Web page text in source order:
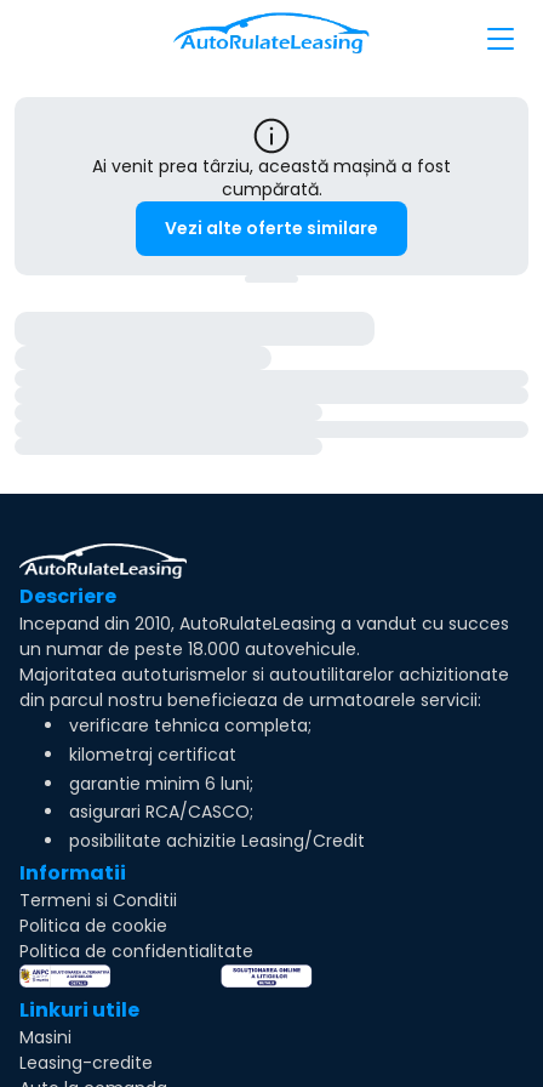
Ai venit prea târziu, această mașină a fost
cumpărată.
Vezi alte oferte similare
Descriere
Incepand din 2010, AutoRulateLeasing a vandut cu succes
un numar de peste 18.000 autovehicule.
Majoritatea autoturismelor si autoutilitarelor achizitionate
din parcul nostru beneficieaza de urmatoarele servicii:
verificare tehnica completa;
kilometraj certificat
garantie minim 6 luni;
asigurari RCA/CASCO;
posibilitate achizitie Leasing/Credit
Informatii
Termeni si Conditii
Politica de cookie
Politica de confidentialitate
Linkuri utile
Masini
Leasing-credite